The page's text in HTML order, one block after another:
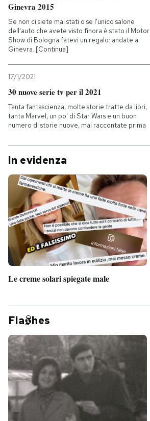
Ginevra 2015
Se non ci siete mai stati o se l'unico salone
dell'auto che avete visto finora è stato il Motor
Show di Bologna fatevi un regalo: andate a
Ginevra. [Continua]
17/1/2021
30 nuove serie tv per il 2021
Tanta fantascienza, molte storie tratte da libri,
tanta Marvel, un po' di Star Wars e un buon
numero di storie nuove, mai raccontate prima
In evidenza
Le creme solari spiegate male
Fla hes